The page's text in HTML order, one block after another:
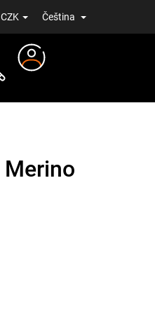
CZK Čeština